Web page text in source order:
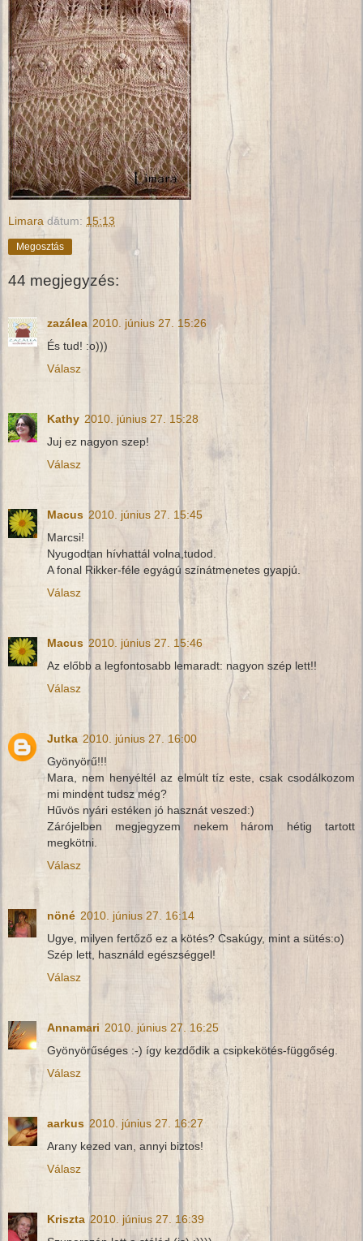
Limara dátum: 15:13
Megosztás
44 megjegyzés:
zazálea 2010. június 27. 15:26
És tud! :o)))
Válasz
Kathy 2010. június 27. 15:28
Juj ez nagyon szep!
Válasz
Macus 2010. június 27. 15:45
Marcsi!
Nyugodtan hívhattál volna,tudod.
A fonal Rikker-féle egyágú színátmenetes gyapjú.
Válasz
Macus 2010. június 27. 15:46
Az előbb a legfontosabb lemaradt: nagyon szép lett!!
Válasz
Jutka 2010. június 27. 16:00
Gyönyörű!!!
Mara, nem henyéltél az elmúlt tíz este, csak csodálkozom
mi mindent tudsz még?
Hűvös nyári estéken jó hasznát veszed:)
Zárójelben megjegyzem nekem három hétig tartott
megkötni.
Válasz
nöné 2010. június 27. 16:14
Ugye, milyen fertőző ez a kötés? Csakúgy, mint a sütés:o)
Szép lett, használd egészséggel!
Válasz
Annamari 2010. június 27. 16:25
Gyönyörűséges :-) így kezdődik a csipkekötés-függőség.
Válasz
aarkus 2010. június 27. 16:27
Arany kezed van, annyi biztos!
Válasz
Kriszta 2010. június 27. 16:39